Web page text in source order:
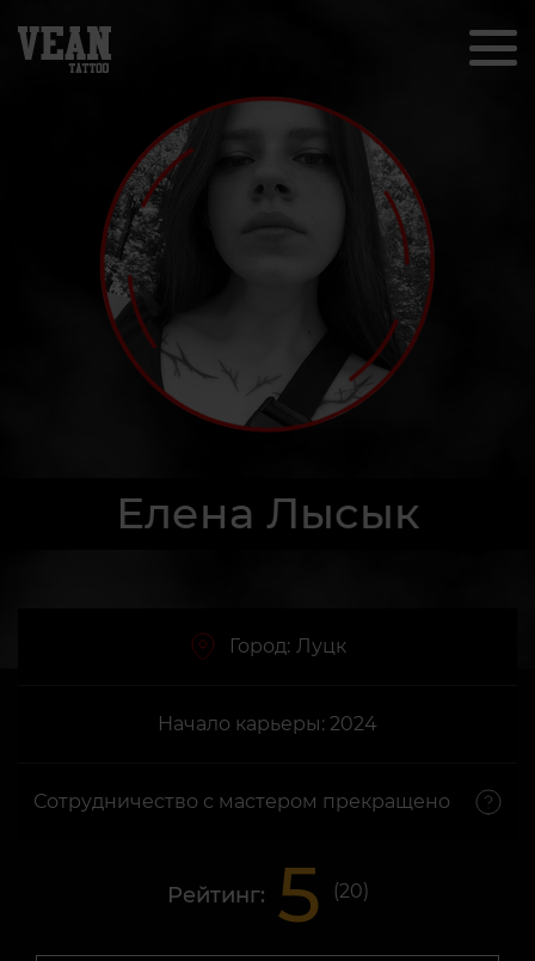
Елена Лысык
Город: Луцк
Начало карьеры: 2024
Сотрудничество с мастером прекращено
Рейтинг: 5 (20)